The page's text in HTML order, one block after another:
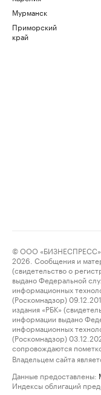
Мурманск
Приморский
край
© ООО
2026. Сообщения и
(свидетельство о
выдано Федеральной
информационных
(Роскомнадзор)
издания «РБК»
информации выдано
информационных
(Роскомнадзор)
сопровождаются
Владельцем сайта
Данные предоставлены:
Индексы облигаций